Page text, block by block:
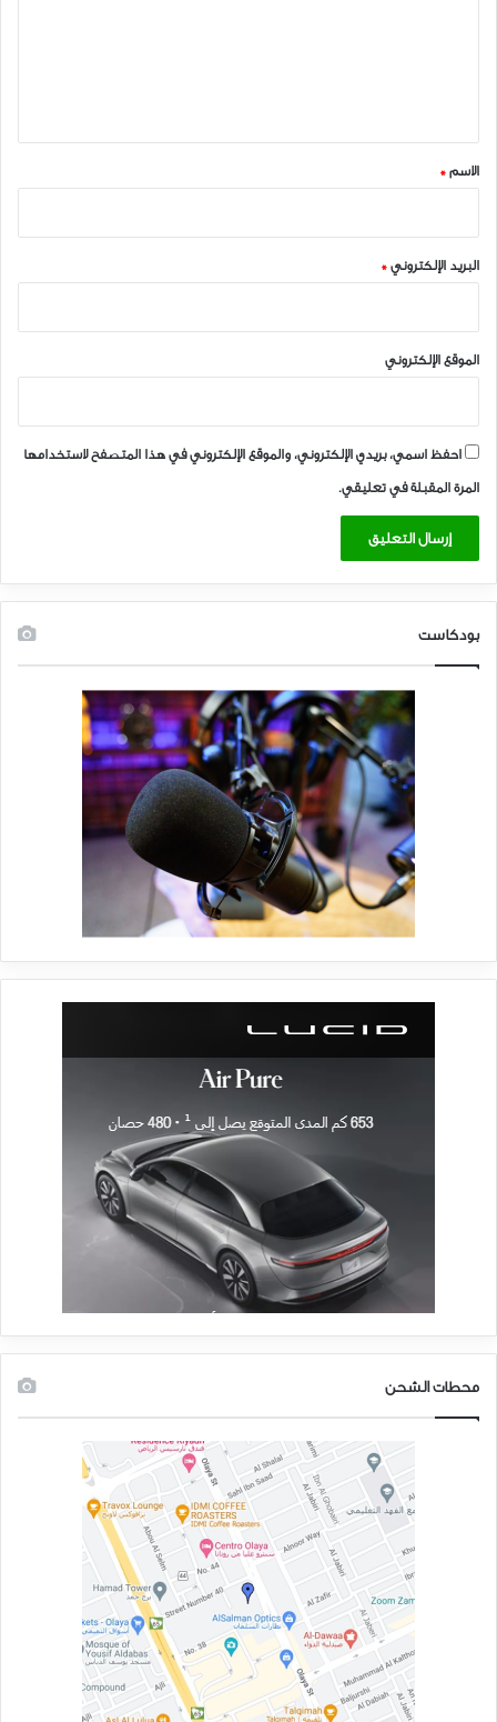
*
الاسم *
البريد الإلكتروني *
الموقع الإلكتروني
احفظ اسمي، بريدي الإلكتروني، والموقع الإلكتروني في هذا المتصفح لاستخدامها
المرة المقبلة في تعليقي.
بودكاست
محطات الشحن